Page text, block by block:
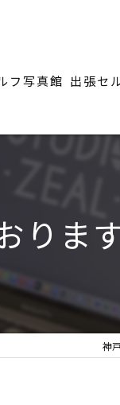
フ写真館 出張セ
りま
神